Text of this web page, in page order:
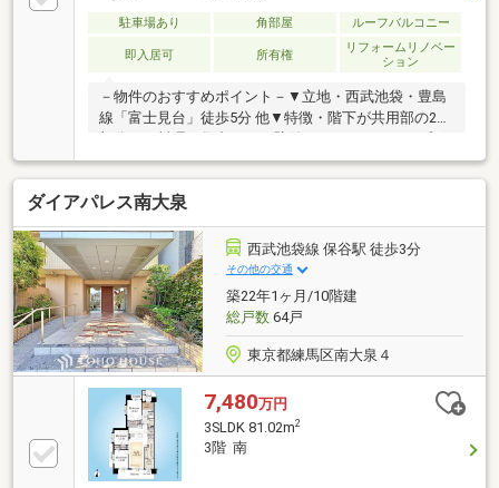
駐車場あり 角部屋 ルーフバルコニー
即入居可 所有権
リフォームリノベー
ション
－物件のおすすめポイント－▼立地・西武池袋・豊島
線「富士見台」徒歩5分 他▼特徴・階下が共用部の2階
ード付・各洋室に収納有・2箇所にバルコニーを設置
▼設備・オートロック▼2026年7月室内リフォーム内
容【交換】キッチン、UB、洗面化粧台、トイレ、照明
器具 他【張替】クロス、フローリング、フロアタイル
【その他】ハウスクリーニング 等▼周辺環境・キッチ
ンコート富士見台店 徒歩5分(約350m)■ ご希望の住ま
い探しをお手伝いします ━━━━━・・・物件の詳
細・ご相談はお気軽にお問い合わせください。
ダイアパレス南大泉
西武池袋線 保谷駅 徒歩3分
その他の交通
築22年1ヶ月/10階建
総戸数64戸
東京都練馬区南大泉４
7,480万円
3SLDK 81.02m2
3階 南